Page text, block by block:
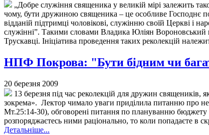
„Добре служіння священика у великій мірі залежить
чому, бути дружиною священика – це особливе Господнє
відданій підтримці чоловікові, служінню своїй Церкві і
служінні”. Такими словами Владика Юліян Вороновський
Трускавці. Ініціатива проведення таких реколекцій
НПФ Покрова: "Бути бідним чи
20 березня 2009
13 березня під час реколекцій для дружин
зокрема». Лектор чимало уваги приділила питанню про
Мт.25:14-30), обговорені питання по плануванню бюджету
розпоряджаєтесь ними раціонально, то коли попадаєте в
Детальніше...